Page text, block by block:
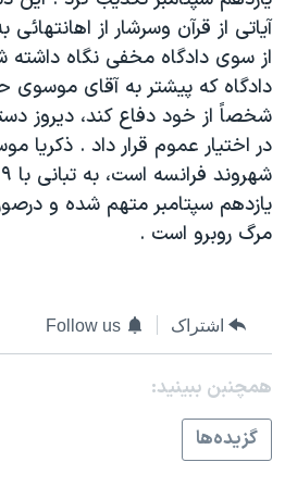
فرهنگ و زندگی
حقوق شهروندی
اقتصادی
علم و فناوری
اسرائیل در جنگ
گالری عکس
مستندها
انتخابات ریاست جمهوری آمریکا ۲۰۲۴
حمله جمهوری اسلامی به اسرائیل
رمز مهسا
ورزش زنان در ایران
اعتراضات زن، زندگی، آزادی
دادگاه حمید نوری
اعتراضات مردمی آبان ۹۸
دنبال کنید
زبانهای مختلف
آياتی از قرآن وسرشار از
از سوی دادگاه مخفی نگاه داشته
دادگاه که پيشتر به آقای موسوی
شخصاً از خود دفاع کند، ديروز
يازدهم سپتامبر متهم شده و
مرگ روبرو است .
اشتراک Follow us
همچنبن ببینید:
گزيده‌ها